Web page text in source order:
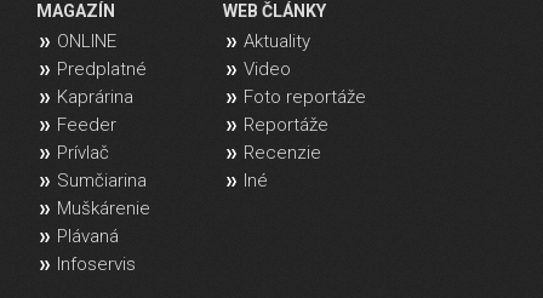
MAGAZÍN
ONLINE
Predplatné
Kaprárina
Feeder
Prívlač
Sumčiarina
Muškárenie
Plávaná
Infoservis
WEB ČLÁNKY
Aktuality
Video
Foto reportáže
Reportáže
Recenzie
Iné